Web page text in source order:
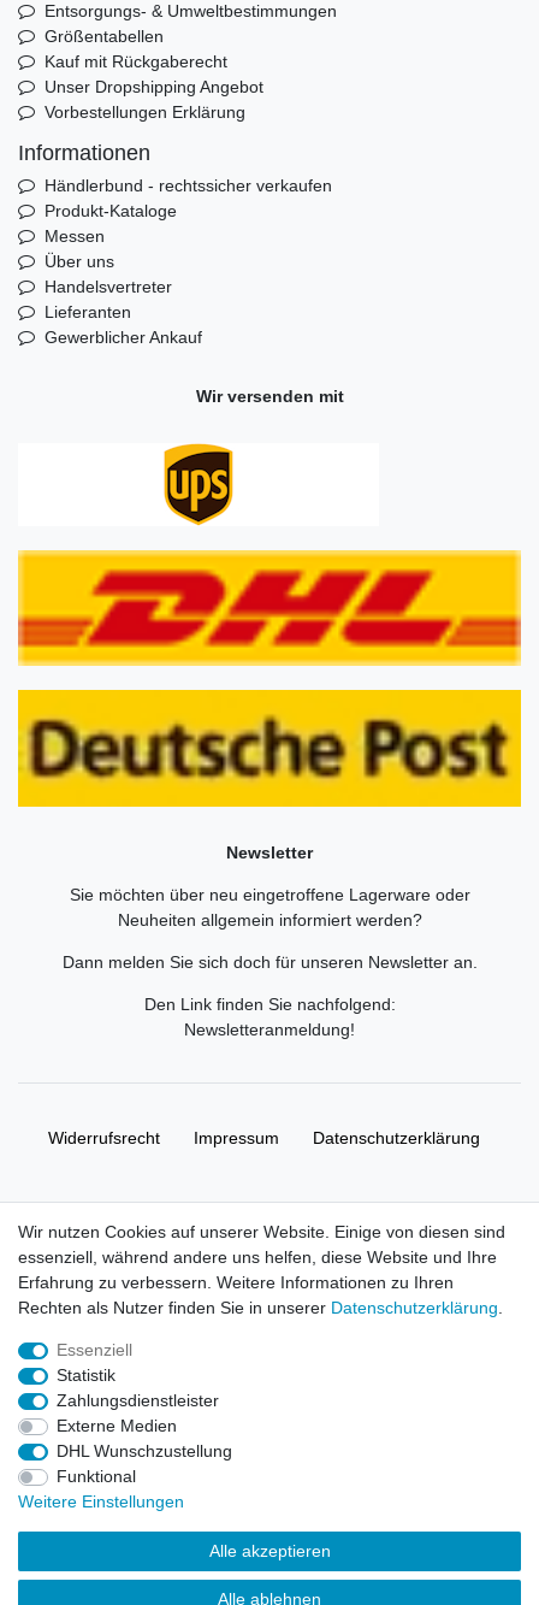
Entsorgungs- & Umweltbestimmungen
Größentabellen
Kauf mit Rückgaberecht
Unser Dropshipping Angebot
Vorbestellungen Erklärung
Informationen
Händlerbund - rechtssicher verkaufen
Produkt-Kataloge
Messen
Über uns
Handelsvertreter
Lieferanten
Gewerblicher Ankauf
Wir versenden mit
Newsletter
Sie möchten über neu eingetroffene Lagerware oder
Neuheiten allgemein informiert werden?
Dann melden Sie sich doch für unseren Newsletter an.
Den Link finden Sie nachfolgend:
Newsletteranmeldung!
Widerrufs­recht Impressum Daten­schutz­erklärung
© Copyright 2026 | Alle Rechte vorbehalten. HL-
Handelsgesellschaft mbH.
Alle Markennamen, Warenzeichen sowie sämtliche Produktbilder
und Beschreibungen sind Eigentum Ihrer rechtmäßigen
Eigentümer und dienen hier nur der Beschreibung.
Preise nur für registrierte Händler, ansonsten zeigt der Shop 0,00
€
LEGO, das LEGO Logo, die Minifigur, DUPLO, LEGENDS OF
CHIMA, NINJAGO, BIONICLE, MINDSTORMS und MIXELS sind
urheberrechtlich geschützte Markenzeichen der LEGO Gruppe.
Wir nutzen Cookies auf unserer Website. Einige von diesen sind
essenziell, während andere uns helfen, diese Website und Ihre
Erfahrung zu verbessern. Weitere Informationen zu Ihren
Rechten als Nutzer finden Sie in unserer Daten­schutz­erklärung
Essenziell
Statistik
Zahlungsdienstleister
Externe Medien
DHL Wunschzustellung
Funktional
Weitere Einstellungen
Alle akzeptieren
Alle ablehnen